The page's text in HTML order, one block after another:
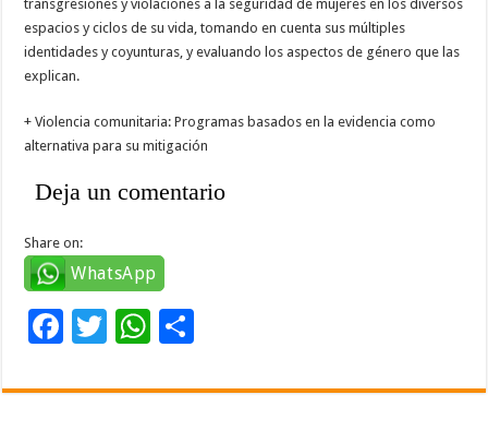
transgresiones y violaciones a la seguridad de mujeres en los diversos
espacios y ciclos de su vida, tomando en cuenta sus múltiples
identidades y coyunturas, y evaluando los aspectos de género que las
explican.
+ Violencia comunitaria: Programas basados en la evidencia como
alternativa para su mitigación
Deja un comentario
Share on:
WhatsApp
F
e
T
tt
W
at m